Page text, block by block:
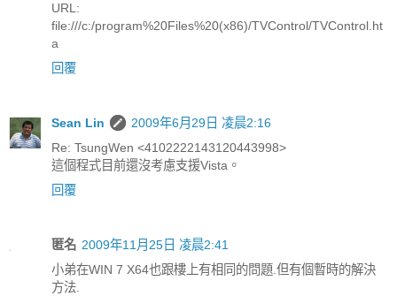
URL:
file:///c:/program%20Files%20(x86)/TVControl/TVControl.ht
a
回覆
Sean Lin
2009年6月29日 凌晨2:16
Re: TsungWen <4102222143120443998>
這個程式目前還沒考慮支援Vista。
回覆
匿名 2009年11月25日 凌晨2:41
小弟在WIN 7 X64也跟樓上有相同的問題.但有個暫時的解決
方法.